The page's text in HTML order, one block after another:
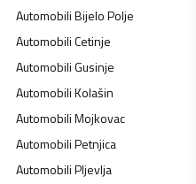
AutomobiliBijelo Polje
AutomobiliCetinje
AutomobiliGusinje
AutomobiliKolašin
AutomobiliMojkovac
AutomobiliPetnjica
AutomobiliPljevlja